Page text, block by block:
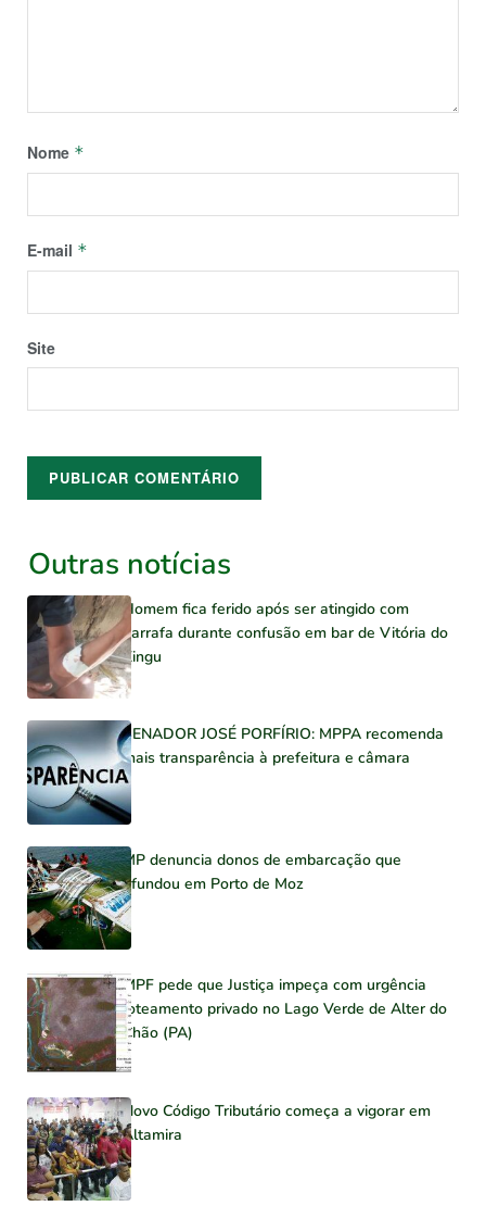
Nome *
E-mail *
Site
Outras notícias
Homem fica ferido após ser atingido com
garrafa durante confusão em bar de Vitória do
Xingu
SENADOR JOSÉ PORFÍRIO: MPPA recomenda
mais transparência à prefeitura e câmara
MP denuncia donos de embarcação que
afundou em Porto de Moz
MPF pede que Justiça impeça com urgência
loteamento privado no Lago Verde de Alter do
Chão (PA)
Novo Código Tributário começa a vigorar em
Altamira